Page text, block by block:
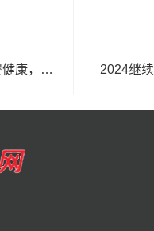
以营养帮扶护航母婴健康，金领冠50°超凡守护公益行动落地云南